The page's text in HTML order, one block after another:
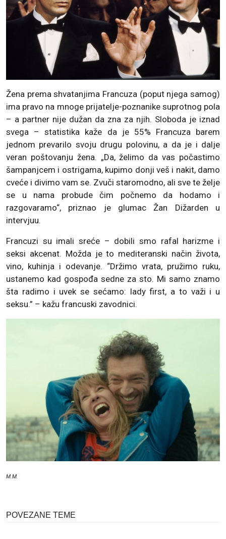
Žena prema shvatanjima Francuza (poput njega samog)
ima pravo na mnoge prijatelje-poznanike suprotnog pola
– a partner nije dužan da zna za njih. Sloboda je iznad
svega – statistika kaže da je 55% Francuza barem
jednom prevarilo svoju drugu polovinu, a da je i dalje
veran poštovanju žena. „Da, želimo da vas počastimo
šampanjcem i ostrigama, kupimo donji veš i nakit, damo
cveće i divimo vam se. Zvuči staromodno, ali sve te želje
se u nama probude čim počnemo da hodamo i
razgovaramo“, priznao je glumac Žan Dižarden u
intervjuu.
Francuzi su imali sreće – dobili smo rafal harizme i
seksi akcenat. Možda je to mediteranski način života,
vino, kuhinja i odevanje. “Držimo vrata, pružimo ruku,
ustanemo kad gospođa sedne za sto. Mi samo znamo
šta radimo i uvek se sećamo: lady first, a to važi i u
seksu.” – kažu francuski zavodnici.
M.M.
POVEZANE TEME